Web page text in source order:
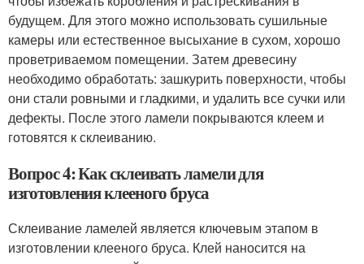
будущем. Для этого можно использовать сушильные
камеры или естественное высыхание в сухом, хорошо
проветриваемом помещении. Затем древесину
необходимо обработать: зашкурить поверхности, чтобы
они стали ровными и гладкими, и удалить все сучки или
дефекты. После этого ламели покрываются клеем и
готовятся к склеиванию.
Вопрос 4: Как склеивать ламели для
изготовления клееного бруса
Склеивание ламелей является ключевым этапом в
изготовлении клееного бруса. Клей наносится на